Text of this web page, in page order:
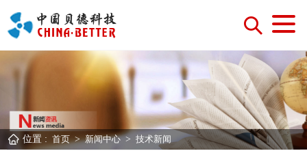
位置 : 首页 > 新闻中心 > 技术新闻